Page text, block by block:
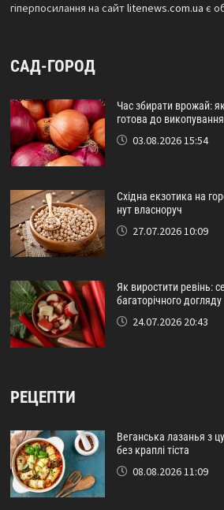
гіперпосилання на сайтlitenews.com.ua є
САД-ГОРОД
Час збирати врожай:
готова до
03.08.2026 15:54
Східна екзотика на
нут власноруч
27.07.2026 10:09
Як виростити ревінь:
багаторічного догляду
24.07.2026 20:43
РЕЦЕПТИ
Веганська лазанья з
без краплі тіста
08.08.2026 11:09